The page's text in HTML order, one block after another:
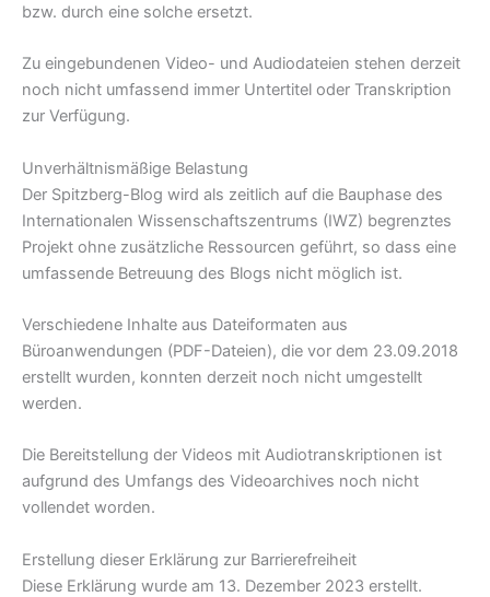
bzw. durch eine solche ersetzt.
Zu eingebundenen Video- und Audiodateien stehen derzeit
noch nicht umfassend immer Untertitel oder Transkription
zur Verfügung.
Unverhältnismäßige Belastung
Der Spitzberg-Blog wird als zeitlich auf die Bauphase des
Internationalen Wissenschaftszentrums (IWZ) begrenztes
Projekt ohne zusätzliche Ressourcen geführt, so dass eine
umfassende Betreuung des Blogs nicht möglich ist.
Verschiedene Inhalte aus Dateiformaten aus
Büroanwendungen (PDF-Dateien), die vor dem 23.09.2018
erstellt wurden, konnten derzeit noch nicht umgestellt
werden.
Die Bereitstellung der Videos mit Audiotranskriptionen ist
aufgrund des Umfangs des Videoarchives noch nicht
vollendet worden.
Erstellung dieser Erklärung zur Barrierefreiheit
Diese Erklärung wurde am 13. Dezember 2023 erstellt.